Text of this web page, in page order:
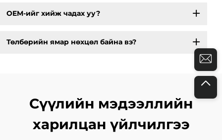
OEM-ийг хийж чадах уу?
Төлбөрийн ямар нөхцөл байна вэ?
Сүүлийн мэдээллийн
харилцан үйлчилгээ